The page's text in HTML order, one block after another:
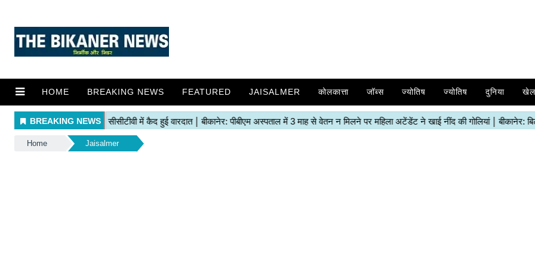
HOME BREAKING NEWS FEATURED JAISALMER कोलकात्ता जॉब्स ज्योतिष ज्योतिष दुनिया खेल
Home Jaisalmer